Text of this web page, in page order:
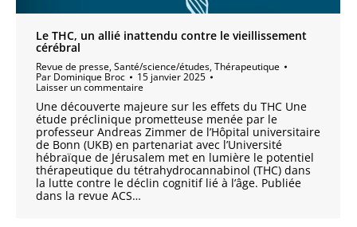
Le THC, un allié inattendu contre le vieillissement
cérébral
Revue de presse,Santé/science/études,Thérapeutique
Par Dominique Broc 15 janvier 2025
Laisser un commentaire
Une découverte majeure sur les effets du THC Une
étude préclinique prometteuse menée par le
professeur Andreas Zimmer de l’Hôpital universitaire
de Bonn (UKB) en partenariat avec l’Université
hébraïque de Jérusalem met en lumière le potentiel
thérapeutique du tétrahydrocannabinol (THC) dans
la lutte contre le déclin cognitif lié à l’âge. Publiée
dans la revue ACS…